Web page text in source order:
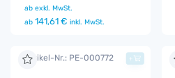
ab exkl. MwSt.
ab 141,61 € inkl. MwSt.
Artikel-Nr.: PE-000772 +